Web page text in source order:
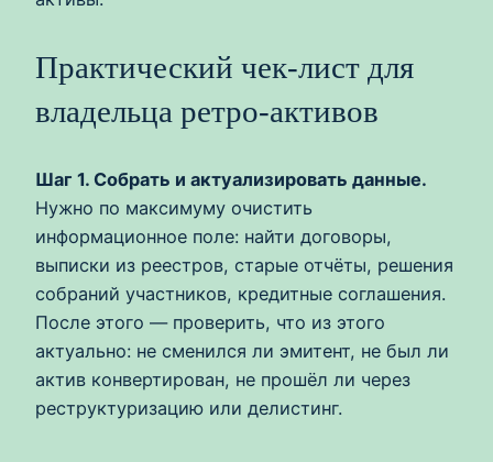
Практический чек-лист для
владельца ретро-активов
Шаг 1. Собрать и актуализировать данные.
Нужно по максимуму очистить
информационное поле: найти договоры,
выписки из реестров, старые отчёты, решения
собраний участников, кредитные соглашения.
После этого — проверить, что из этого
актуально: не сменился ли эмитент, не был ли
актив конвертирован, не прошёл ли через
реструктуризацию или делистинг.